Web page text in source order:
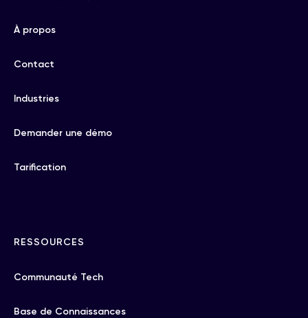
À propos
Contact
Industries
Demander une démo
Tarification
RESSOURCES
Communauté Tech
Base de Connaissances